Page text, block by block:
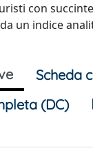
con
un indice
Scheda
(DC)